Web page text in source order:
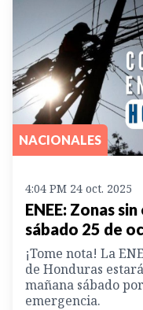
NACIONALES
4:04 PM 24 oct. 2025
ENEE: Zonas
sábado 25 de
¡Tome nota! La
de Honduras
mañana sábado
emergencia.